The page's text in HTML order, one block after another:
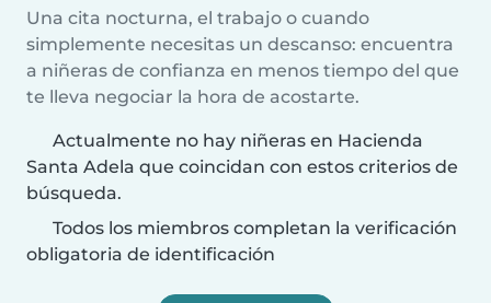
Una cita nocturna, el trabajo o cuando
simplemente necesitas un descanso: encuentra
a niñeras de confianza en menos tiempo del que
te lleva negociar la hora de acostarte.
Actualmente no hay niñeras en Hacienda
Santa Adela que coincidan con estos criterios de
búsqueda.
Todos los miembros completan la verificación
obligatoria de identificación